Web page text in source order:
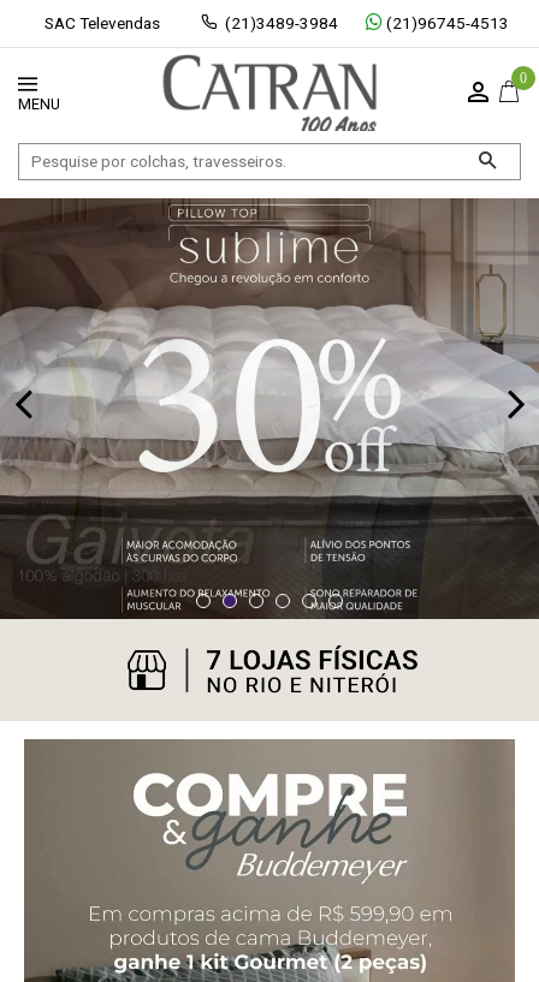
SAC Televendas (21)3489-3984 (21)96745-4513
0
Exibir todos Fechar [×]